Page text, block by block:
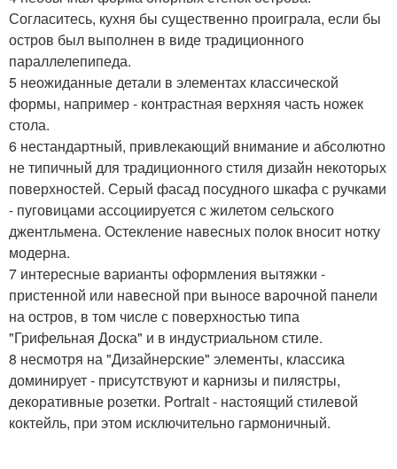
Согласитесь, кухня бы существенно проиграла, если бы
остров был выполнен в виде традиционного
параллелепипеда.
5 неожиданные детали в элементах классической
формы, например - контрастная верхняя часть ножек
стола.
6 нестандартный, привлекающий внимание и абсолютно
не типичный для традиционного стиля дизайн некоторых
поверхностей. Серый фасад посудного шкафа с ручками
- пуговицами ассоциируется с жилетом сельского
джентльмена. Остекление навесных полок вносит нотку
модерна.
7 интересные варианты оформления вытяжки -
пристенной или навесной при выносе варочной панели
на остров, в том числе с поверхностью типа
"Грифельная Доска" и в индустриальном стиле.
8 несмотря на "Дизайнерские" элементы, классика
доминирует - присутствуют и карнизы и пилястры,
декоративные розетки. Portrait - настоящий стилевой
коктейль, при этом исключительно гармоничный.